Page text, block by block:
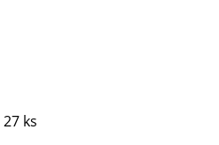
27 ks